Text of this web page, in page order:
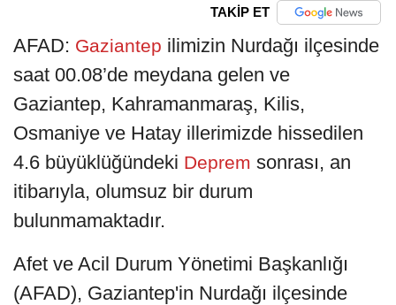
TAKİP ET
AFAD: Gaziantep ilimizin Nurdağı ilçesinde
saat 00.08’de meydana gelen ve
Gaziantep, Kahramanmaraş, Kilis,
Osmaniye ve Hatay illerimizde hissedilen
4.6 büyüklüğündeki Deprem sonrası, an
itibarıyla, olumsuz bir durum
bulunmamaktadır.
Afet ve Acil Durum Yönetimi Başkanlığı
(AFAD), Gaziantep'in Nurdağı ilçesinde